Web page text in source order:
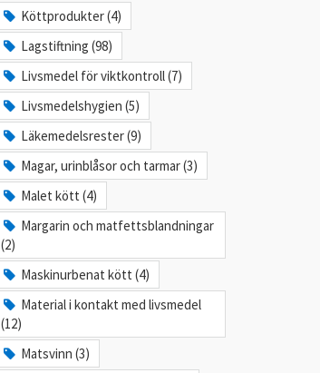
Köttprodukter (4)
Lagstiftning (98)
Livsmedel för viktkontroll (7)
Livsmedelshygien (5)
Läkemedelsrester (9)
Magar, urinblåsor och tarmar (3)
Malet kött (4)
Margarin och matfettsblandningar
(2)
Maskinurbenat kött (4)
Material i kontakt med livsmedel
(12)
Matsvinn (3)